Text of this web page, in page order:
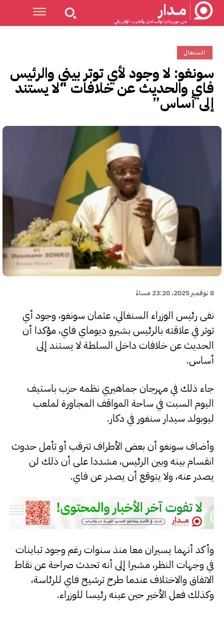
مــدار
من موريتانيا والساحل والغرب الإفريقي
السنغال
سونغو: لا وجود لأي توتر بيني والرئيس
فاي والحديث عن خلافات “لا يستند
إلى أساس”
8 نوفمبر 2025، 23:20 مساءً
نفى رئيس الوزراء السنغالي، عثمان سونغو، وجود أي
توتر في علاقته بالرئيس بشيرو ديوماي فاي، مؤكدا أن
الحديث عن خلافات داخل السلطة لا يستند إلى
أساس.
جاء ذلك في مهرجان جماهيري نظمه حزب باستيف
اليوم السبت في ساحة المواقف المجاورة لملعب
ليوبولد سيدار سنغور في دكار.
وأضاف سونغو أن بعض الأطراف تترقب أو تأمل حدوث
انقسام بينه وبين الرئيس، مشددا على أن ذلك لن
يصدر عنه، ولا يتوقع أن يصدر عن فاي.
وأكد أنهما يسيران معا منذ سنوات رغم وجود تباينات
في وجهات النظر، مشيرا إلى أنه تحدث صراحة عن نقاط
الاتفاق والاختلاف عندما طرح ترشيح فاي للرئاسة،
وكذلك فعل الأخير حين عينه رئيسا للوزراء.